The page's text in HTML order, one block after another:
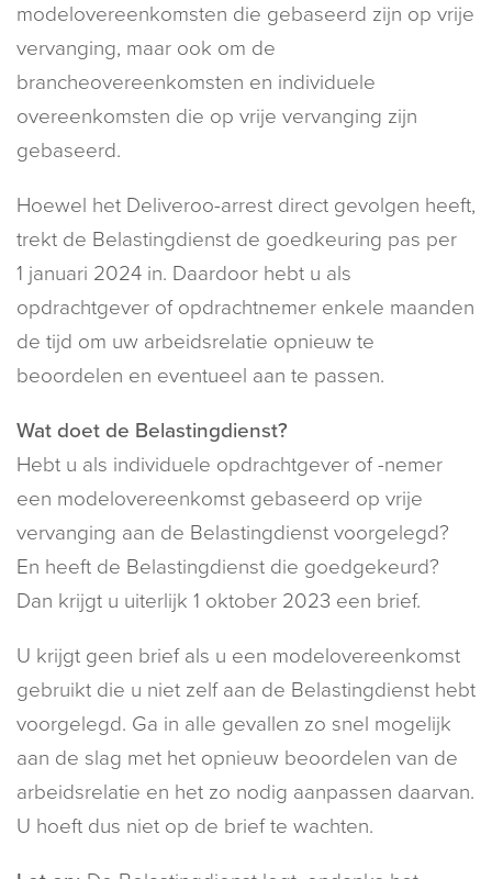
modelovereenkomsten die gebaseerd zijn op vrije
vervanging, maar ook om de
brancheovereenkomsten en individuele
overeenkomsten die op vrije vervanging zijn
gebaseerd.
Hoewel het Deliveroo-arrest direct gevolgen heeft,
trekt de Belastingdienst de goedkeuring pas per
1 januari 2024 in. Daardoor hebt u als
opdrachtgever of opdrachtnemer enkele maanden
de tijd om uw arbeidsrelatie opnieuw te
beoordelen en eventueel aan te passen.
Wat doet de Belastingdienst?
Hebt u als individuele opdrachtgever of -nemer
een modelovereenkomst gebaseerd op vrije
vervanging aan de Belastingdienst voorgelegd?
En heeft de Belastingdienst die goedgekeurd?
Dan krijgt u uiterlijk 1 oktober 2023 een brief.
U krijgt geen brief als u een modelovereenkomst
gebruikt die u niet zelf aan de Belastingdienst hebt
voorgelegd. Ga in alle gevallen zo snel mogelijk
aan de slag met het opnieuw beoordelen van de
arbeidsrelatie en het zo nodig aanpassen daarvan.
U hoeft dus niet op de brief te wachten.